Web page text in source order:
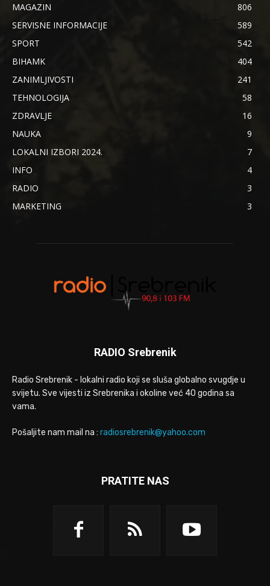
MAGAZIN
806
SERVISNE INFORMACIJE
589
SPORT
542
BIHAMK
404
ZANIMLJIVOSTI
241
TEHNOLOGIJA
58
ZDRAVLJE
16
NAUKA
9
LOKALNI IZBORI 2024.
7
INFO
4
RADIO
3
MARKETING
3
RADIO Srebrenik
Radio Srebrenik - lokalni radio koji se sluša globalno svugdje u
svijetu. Sve vijesti iz Srebrenika i okoline već 40 godina sa
vama.
Pošaljite nam mail na : radiosrebrenik@yahoo.com
PRATITE NAS